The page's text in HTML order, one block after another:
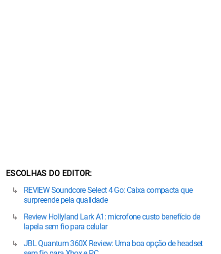
ESCOLHAS DO EDITOR
REVIEW Soundcore Select 4 Go: Caixa compacta que
surpreende pela qualidade
Review Hollyland Lark A1: microfone custo benefício de
lapela sem fio para celular
JBL Quantum 360X Review: Uma boa opção de headset